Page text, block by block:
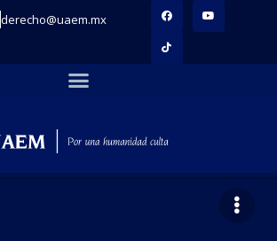
derecho@uaem.mx